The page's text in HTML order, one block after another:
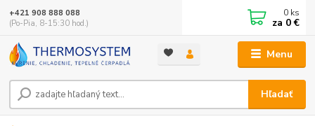
Menu
Hľadať
+421 908 888 088
(Po-Pia, 8-15:30 hod.)
0 ks
za 0 €